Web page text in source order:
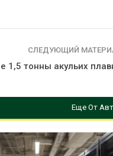
СЛЕДУЮЩИЙ
1,5 тонны акульих
Еще От